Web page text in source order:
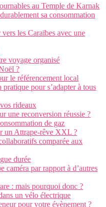
au Temple de Karnak
sa consommation
les Caraïbes avec une
voyage organisé
?
le référencement local
pour s’adapter à tous
rideaux
une reconversion réussie ?
de gaz
un Attrape-rêve XXL ?
comparée aux
durée
caméra par rapport à d’autres
: mais pourquoi donc ?
un vélo électrique
pour votre évènement ?